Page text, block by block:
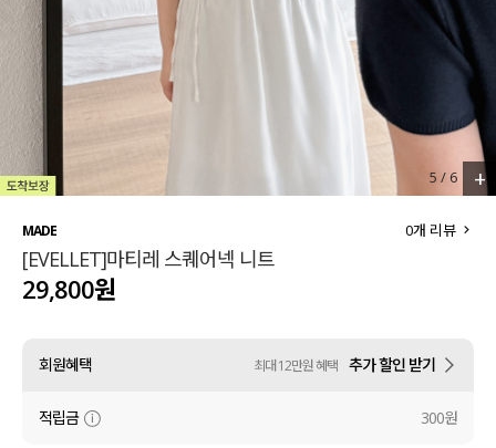
세트할인 ~30%
하객룩
살안타템
110사이즈
티셔츠
셔츠
원피스
블라우스
원피스
팬츠
언더웨어
5 /6 +
MADE
[EVELLET]마티레 스퀘어넥 니트
0개 리뷰
29,800원
회원혜택 최대 12만원 혜택 추가 할인 받기
적립금 300원